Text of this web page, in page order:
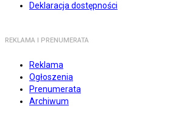
Deklaracja dostępności
REKLAMA I PRENUMERATA
Reklama
Ogłoszenia
Prenumerata
Archiwum